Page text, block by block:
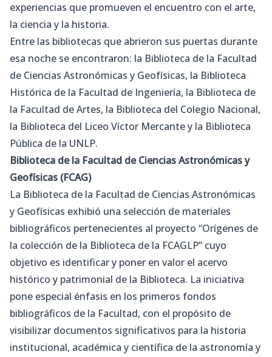
experiencias que promueven el encuentro con el arte,
la ciencia y la historia.
Entre las bibliotecas que abrieron sus puertas durante
esa noche se encontraron: la Biblioteca de la Facultad
de Ciencias Astronómicas y Geofísicas, la Biblioteca
Histórica de la Facultad de Ingeniería, la Biblioteca de
la Facultad de Artes, la Biblioteca del Colegio Nacional,
la Biblioteca del Liceo Víctor Mercante y la Biblioteca
Pública de la UNLP.
Biblioteca de la Facultad de Ciencias Astronómicas y
Geofísicas (FCAG)
La Biblioteca de la Facultad de Ciencias Astronómicas
y Geofísicas exhibió una selección de materiales
bibliográficos pertenecientes al proyecto “Orígenes de
la colección de la Biblioteca de la FCAGLP” cuyo
objetivo es identificar y poner en valor el acervo
histórico y patrimonial de la Biblioteca. La iniciativa
pone especial énfasis en los primeros fondos
bibliográficos de la Facultad, con el propósito de
visibilizar documentos significativos para la historia
institucional, académica y científica de la astronomía y